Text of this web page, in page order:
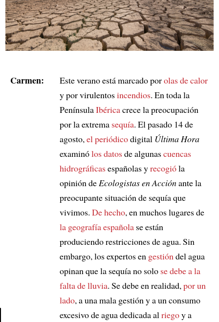
Carmen: Este verano está marcado porolas de calor
y por virulentosincendios. En toda la
PenínsulaIbéricacrece la preocupación
por la extrema sequía. El pasado 14 de
agosto, el periódicodigital Última Hora
examinólos datosde algunascuencas
hidrográficasespañolas yrecogióla
opinión de Ecologistas en Acciónante la
preocupante situación de sequía que
vivimos. De hecho, en muchos lugares de
la geografía españolase están
produciendo restricciones de agua. Sin
embargo, los expertos en gestión del agua
opinan que la sequía no solo se debe ala
falta de lluvia. Se debe en realidad, por un
lado, a una mala gestión y a un consumo
excesivo de agua dedicada al riegoy a